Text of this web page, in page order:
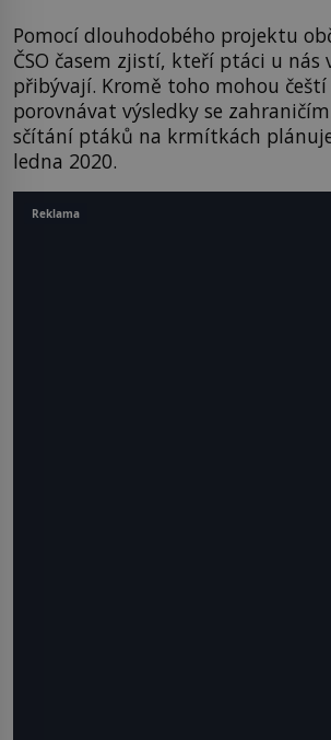
Pomocí dlouhodobého projektu
ČSO časem zjistí, kteří ptáci u nás
přibývají. Kromě toho mohou
porovnávat výsledky se
sčítání ptáků na krmítkách plánuje
ledna 2020.
Reklama